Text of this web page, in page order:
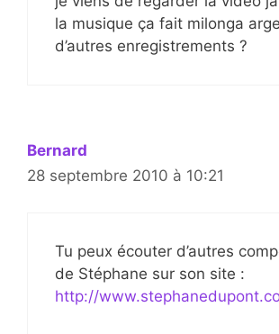
la musique ça fait milonga
d’autres enregistrements ?
Bernard
28 septembre 2010 à 10:21
Tu peux écouter d’autres
de Stéphane sur son site :
http://